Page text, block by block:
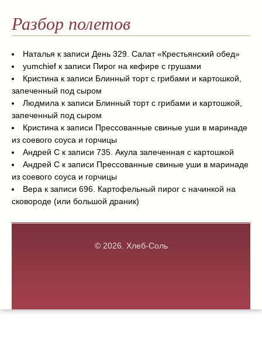
Разбор полетов
Наталья к записи День 329. Салат «Крестьянский обед»
yumchief к записи Пирог на кефире с грушами
Кристина к записи Блинный торт с грибами и картошкой,
запеченный под сыром
Людмила к записи Блинный торт с грибами и картошкой,
запеченный под сыром
Кристина к записи Прессованные свиные уши в маринаде
из соевого соуса и горчицы
Андрей С к записи 735. Акула запеченная с картошкой
Андрей С к записи Прессованные свиные уши в маринаде
из соевого соуса и горчицы
Вера к записи 696. Картофельный пирог с начинкой на
сковороде (или большой драник)
© 2026. Хлеб-Соль